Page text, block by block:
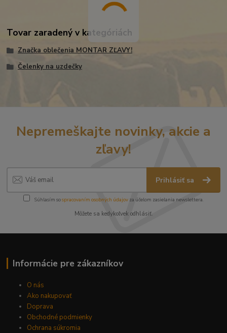
Tovar zaradený v kategóriách
Značka oblečenia MONTAR ZĽAVY!
Čelenky na uzdečky
Nepremeškajte novinky, akcie a
zľavy!
Prihlásiť sa
Súhlasím sospracovaním osobných údajov za účelom zasielania newslettera.
Môžete sa kedykoľvek odhlásiť.
Informácie pre zákazníkov
O nás
Ako nakupovať
Doprava
Obchodné podmienky
Ochrana súkromia